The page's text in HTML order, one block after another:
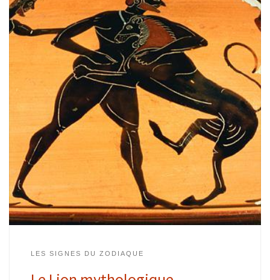
LES SIGNES DU ZODIAQUE